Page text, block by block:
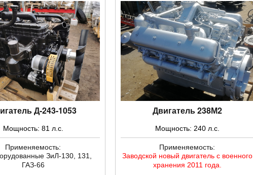
Д-243-1053
Мощность: 81 л.с.
Применяемость:
ЗиЛ-130, 131,
ГАЗ-66
Двигатель 238М2
Мощность: 240 л.с.
Применяемость:
Заводской новый двигатель с военного
хранения 2011 года.